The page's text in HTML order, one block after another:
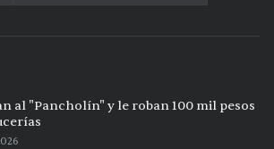
al "Pancholín" y le roban 100 mil pesos